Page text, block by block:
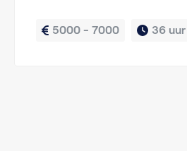
5000 - 7000 36 uur